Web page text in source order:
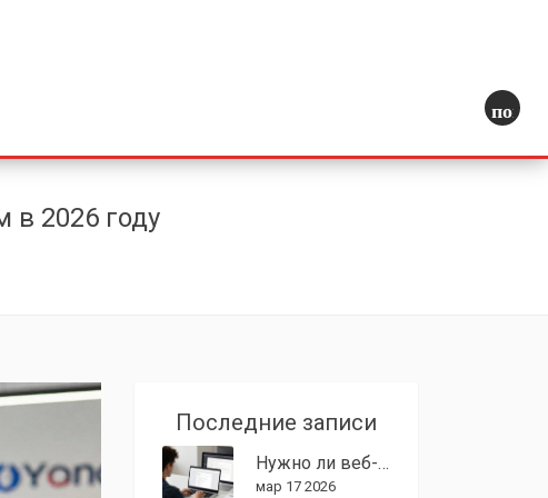
поиск
в 2026 году
Последние записи
Нужно ли веб-разработчикам знать графический дизайн?
мар 17 2026